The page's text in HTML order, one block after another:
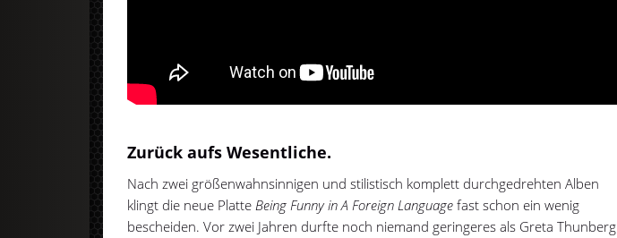
Zurück aufs Wesentliche.
Nach zwei größenwahnsinnigen und stilistisch komplett durchgedrehten Alben
klingt die neue PlatteBeing Funny in A Foreign Language fast schon ein wenig
bescheiden. Vor zwei Jahren durfte noch niemand geringeres als Greta Thunberg